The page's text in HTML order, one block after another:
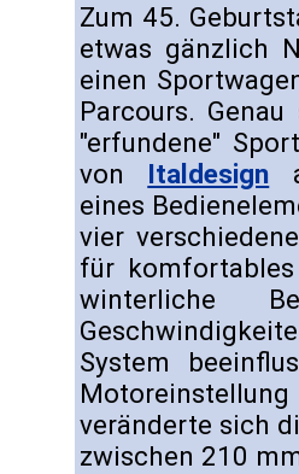
Zum 45.
etwas gänzlich
einen
Parcours.
"erfundene"
von Italdesign
eines
vier
für
winterliche
System
veränderte sich
zwischen 210